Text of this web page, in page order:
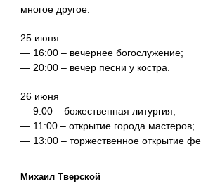
многое другое.
25 июня
— 16:00 – вечернее богослужение;
— 20:00 – вечер песни у костра.
26 июня
— 9:00 – божественная литургия;
— 11:00 – открытие города мастеров;
— 13:00 – торжественное открытие
Михаил Тверской